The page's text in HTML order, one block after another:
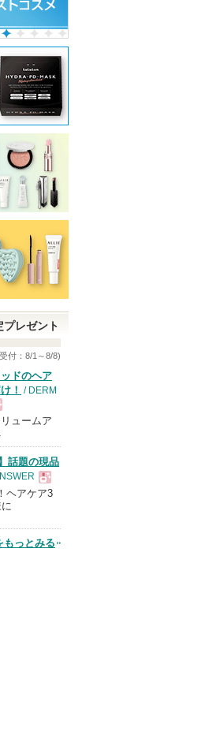
プレゼント
付：8/1～8/8)
ドのヘア
！ / DERM
ュームア
話題の現品
現
品
ヘアケア3
もっとみる